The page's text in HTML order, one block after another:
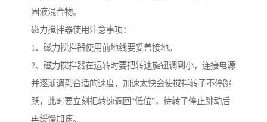
固液混合物。
磁力搅拌器使用注意事项：
1、磁力搅拌器使用前地线要妥善接地。
2、磁力搅拌器在运转时要把转速旋钮调到小，连接电源
并逐渐调到合适的速度，加速太快会使搅拌转子不停跳
跃，此时要立刻把转速调回“低位”，待转子停止跳动后
再缓慢加速。